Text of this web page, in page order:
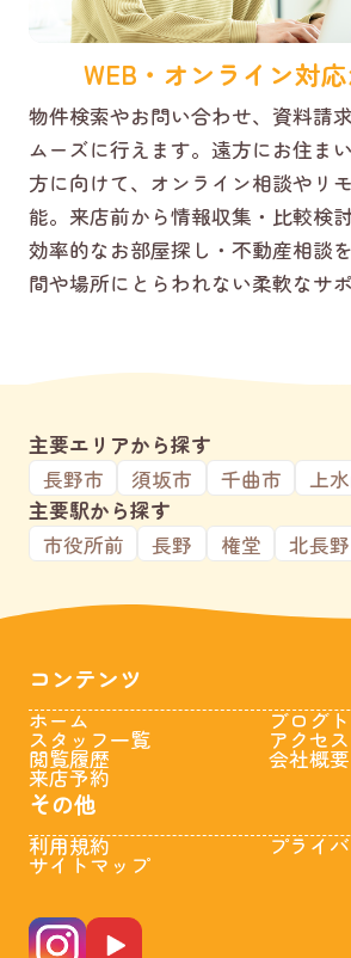
WEB・オンライン対応
物件検索やお問い合わせ、資料請
ムーズに行えます。遠方にお住ま
方に向けて、オンライン相談やリ
能。来店前から情報収集・比較検
効率的なお部屋探し・不動産相談
間や場所にとらわれない柔軟なサ
主要エリアから探す
長野市
須坂市 千曲市
上
主要駅から探す
市役所前
長野 権堂 北長野
コンテンツ
ホーム
スタッフ一覧
閲覧履歴
来店予約
ブログ
アクセ
会社概要
その他
利用規約
サイトマップ
プライ